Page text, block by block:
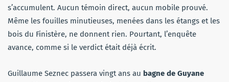
s’accumulent. Aucun témoin direct, aucun mobile prouvé.
Même les fouilles minutieuses, menées dans les étangs et les
bois du Finistère, ne donnent rien. Pourtant, l’enquête
avance, comme si le verdict était déjà écrit.
Guillaume Seznec passera vingt ans au bagne de Guyane